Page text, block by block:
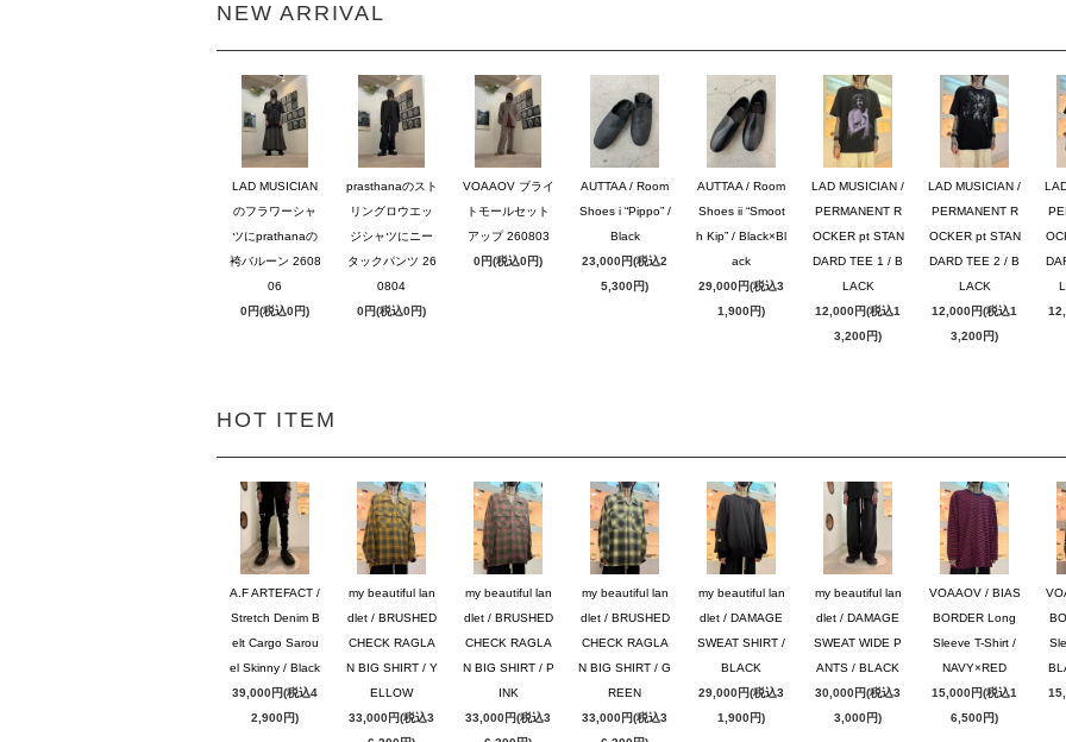
NEW ARRIVAL
LAD MUSICIAN
のフラワーシャ
ツにprathanaの
袴バルーン 2608
06
0円(税込0円)
prasthanaのスト
リングロウエッ
ジシャツにニー
タックパンツ 26
0804
0円(税込0円)
VOAAOV ブライ
トモールセット
アップ 260803
0円(税込0円)
AUTTAA / Room
Shoes i “Pippo” /
Black
23,000円(税込2
5,300円)
AUTTAA / Room
Shoes ii “Smoot
h Kip” / Black×Bl
ack
29,000円(税込3
1,900円)
LAD MUSICIAN /
PERMANENT R
OCKER pt STAN
DARD TEE 1 / B
LACK
12,000円(税込1
3,200円)
LAD MUSICIAN /
PERMANENT R
OCKER pt STAN
DARD TEE 2 / B
LACK
12,000円(税込1
3,200円)
HOT ITEM
A.F ARTEFACT /
Stretch Denim B
elt Cargo Sarou
el Skinny / Black
39,000円(税込4
2,900円)
my beautiful lan
dlet / BRUSHED
CHECK RAGLA
N BIG SHIRT / Y
ELLOW
33,000円(税込3
my beautiful lan
dlet / BRUSHED
CHECK RAGLA
N BIG SHIRT / P
INK
33,000円(税込3
my beautiful lan
dlet / BRUSHED
CHECK RAGLA
N BIG SHIRT / G
REEN
33,000円(税込3
my beautiful lan
dlet / DAMAGE
SWEAT SHIRT /
BLACK
29,000円(税込3
1,900円)
my beautiful lan
dlet / DAMAGE
SWEAT WIDE P
ANTS / BLACK
30,000円(税込3
3,000円)
VOAAOV / BIAS
BORDER Long
Sleeve T-Shirt /
NAVY×RED
15,000円(税込1
6,500円)